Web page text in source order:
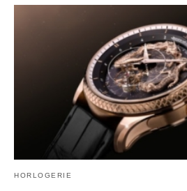
HORLOGERIE